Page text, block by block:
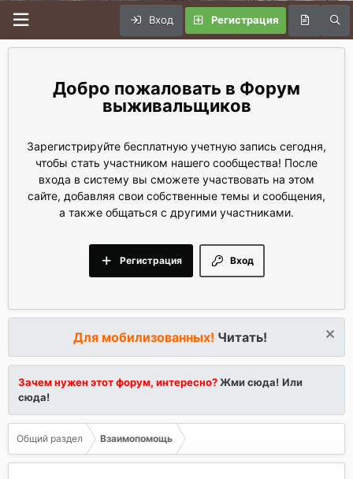
Вход Регистрация
Форум
выживальщиков
Зарегистрируйте бесплатную учетную запись сегодня,
чтобы стать участником нашего сообщества! После
входа в систему вы сможете участвовать на этом
сайте, добавляя свои собственные темы и сообщения,
а также общаться с другими участниками.
Вход
Регистрация
Для мобилизованных! Читать!
Зачем нужен этот форум, интересно?Жми сюда! Или
сюда!
Общий раздел Взаимопомощь